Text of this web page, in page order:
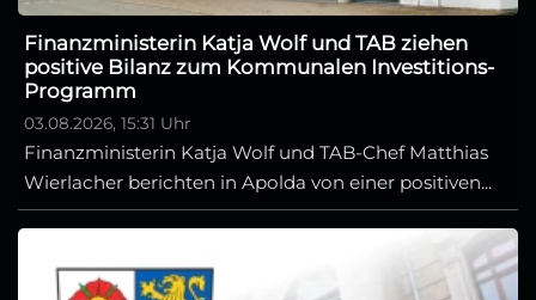
Finanzministerin Katja Wolf und TAB ziehen
positive Bilanz zum Kommunalen Investitions-
Programm
03.08.2026, 15:31 Uhr
Finanzministerin Katja Wolf und TAB-Chef Matthias
Wierlacher berichten in Apolda von einer positiven...